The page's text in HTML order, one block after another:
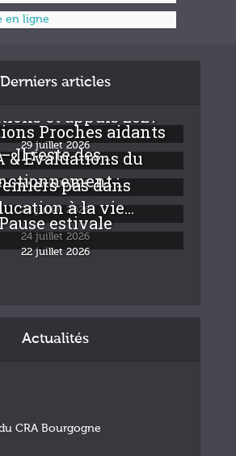
Derniers articles
et appuis 2027
29 juillet 2026
Proches aidants
– Il reste des...
24 juillet 2026
& Evaluations du
:...
24 juillet 2026
pas dans
à la vie...
24 juillet 2026
estivale
22 juillet 2026
Actualités
CRA Bourgogne